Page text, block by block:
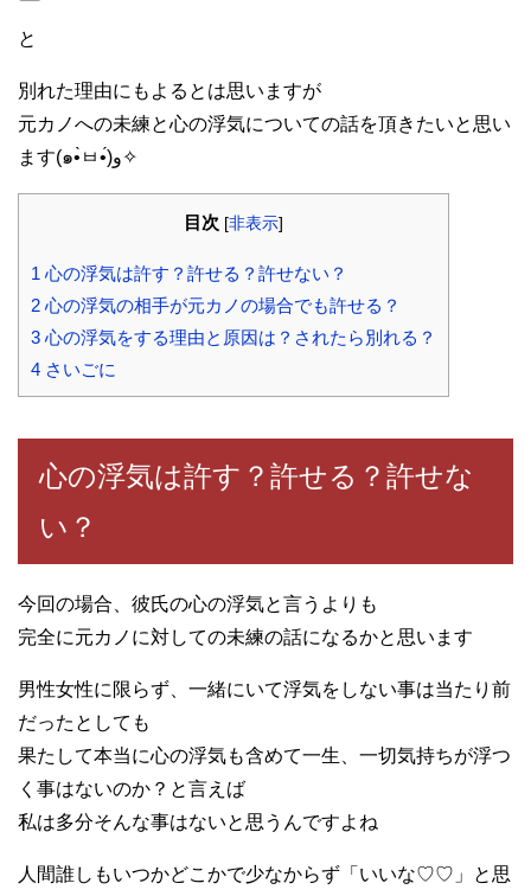
と
別れた理由にもよるとは思いますが
元カノへの未練と心の浮気についての話を頂きたいと思い
ます(๑•̀ㅂ•́)و✧
目次 [非表示]
1 心の浮気は許す？許せる？許せない？
2 心の浮気の相手が元カノの場合でも許せる？
3 心の浮気をする理由と原因は？されたら別れる？
4 さいごに
心の浮気は許す？許せる？許せな
い？
今回の場合、彼氏の心の浮気と言うよりも
完全に元カノに対しての未練の話になるかと思います
男性女性に限らず、一緒にいて浮気をしない事は当たり前
だったとしても
果たして本当に心の浮気も含めて一生、一切気持ちが浮つ
く事はないのか？と言えば
私は多分そんな事はないと思うんですよね
人間誰しもいつかどこかで少なからず「いいな♡♡」と思